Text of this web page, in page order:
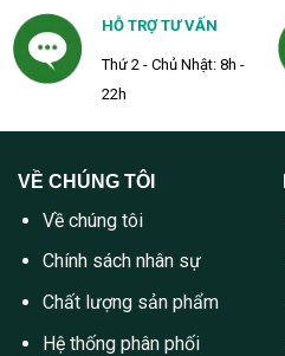
HỖ TRỢ TƯ VẤN
Thứ 2 - Chủ Nhật: 8h -
22h
VỀ CHÚNG TÔI
Về chúng tôi
Chính sách nhân sự
Chất lượng sản phẩm
Hệ thống phân phối